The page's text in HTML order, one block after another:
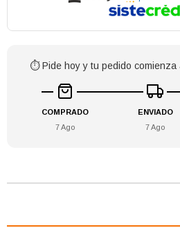
⏱️ Pide hoy y tu pedido comienza
COMPRADO
7 Ago
ENVIADO
7 Ago